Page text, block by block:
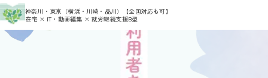
神奈川・東京（横浜・川崎・品川）
【全国対応も可】
在宅 × IT・動画編集 × 就労継続支援B型
HOME > 11月 2025 > ページ 15